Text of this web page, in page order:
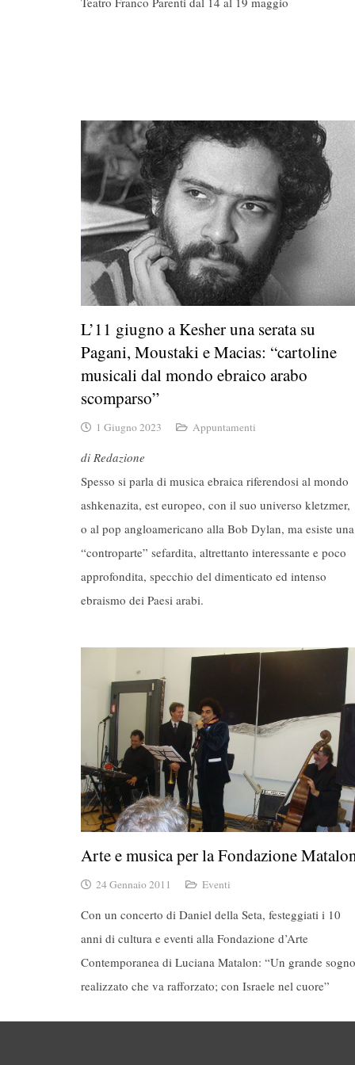
L’11 giugno a Kesher una serata su
Pagani, Moustaki e Macias: “cartoline
musicali dal mondo ebraico arabo
scomparso”
1 Giugno 2023 Appuntamenti
di Redazione
Spesso si parla di musica ebraica riferendosi al mondo
ashkenazita, est europeo, con il suo universo kletzmer,
o al pop angloamericano alla Bob Dylan, ma esiste una
“controparte” sefardita, altrettanto interessante e poco
approfondita, specchio del dimenticato ed intenso
ebraismo dei Paesi arabi.
Arte e musica per la Fondazione
24 Gennaio 2011 Eventi
Con un concerto di Daniel della Seta, festeggiati i 10
anni di cultura e eventi alla Fondazione d’Arte
Contemporanea di Luciana Matalon: “Un grande sogno
realizzato che va rafforzato; con Israele nel cuore”